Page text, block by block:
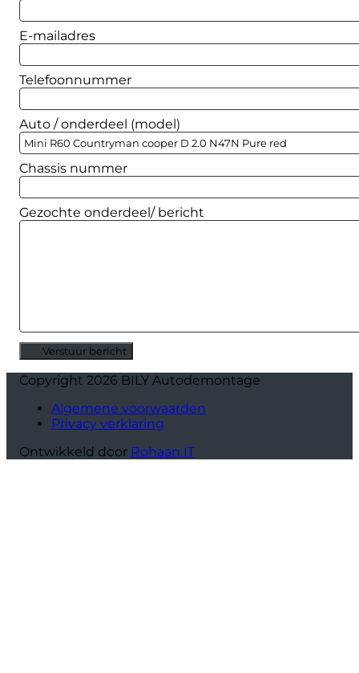
E-mailadres
Telefoonnummer
Auto / onderdeel (model)
Chassis nummer
Gezochte onderdeel/ bericht
Verstuur bericht
Copyright 2026 BILY Autodemontage
Algemene voorwaarden
Privacy verklaring
Ontwikkeld door Rohaan IT